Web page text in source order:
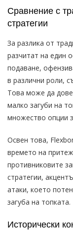
Сравнение с
стратегии
За разлика от
разчитат на един
подаване,
в различни роли,
Това може да
малко загуби на
множество опции
Освен това,
времето на
противниковите
стратегии,
атаки, което
загуба на топката.
Исторически